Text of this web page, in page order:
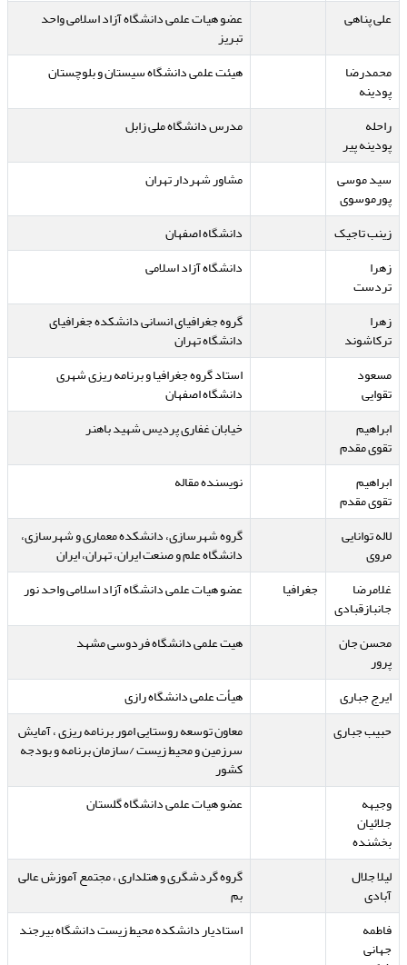
علی پناهی عضو هیات علمی دانشگاه آزاد اسلامی واحد
تبریز
محمدرضا
پودینه
هیئت علمی دانشگاه سیستان و بلوچستان
راحله
پودینه پیر
مدرس دانشگاه ملی زابل
سید موسی
پورموسوی
مشاور شهردار تهران
زینب تاجیک
دانشگاه اصفهان
زهرا
تردست
دانشگاه آزاد اسلامی
زهرا
ترکاشوند
گروه جغرافیای انسانی دانشکده جغرافیای
دانشگاه تهران
مسعود
تقوایی
استاد گروه جغرافیا و برنامه ریزی شهری
دانشگاه اصفهان
ابراهیم
تقوی مقدم
خیابان غفاری پردیس شهید باهنر
ابراهیم
تقوی مقدم
نویسنده مقاله
لاله توانایی
مروی
گروه شهرسازی، دانشکده معماری و شهرسازی،
دانشگاه علم و صنعت ایران، تهران، ایران
غلامرضا
جانبازقبادی
جغرافیا عضو هیات علمی دانشگاه آزاد اسلامی واحد نور
محسن جان
پرور
هیت علمی دانشگاه فردوسی مشهد
ایرج جباری
هیأت علمی دانشگاه رازی
حبیب جباری
معاون توسعه روستایی امور برنامه ریزی ، آمایش
سرزمین و محیط زیست /سازمان برنامه و بودجه
کشور
وجیهه
جلائیان
بخشنده
عضو هیات علمی دانشگاه گلستان
لیلا جلال
آبادی
گروه گردشگری و هتلداری ، مجتمع آموزش عالی
بم
فاطمه
جهانی
استادیار دانشکده محیط زیست دانشگاه بیرجند